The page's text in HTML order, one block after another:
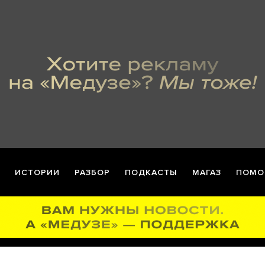
ИСТОРИИ РАЗБОР ПОДКАСТЫ МАГАЗ